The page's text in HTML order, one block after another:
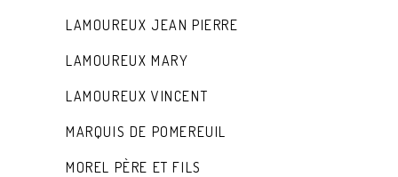
LAMOUREUX JEAN PIERRE
LAMOUREUX MARY
LAMOUREUX VINCENT
MARQUIS DE POMEREUIL
MOREL PÈRE ET FILS